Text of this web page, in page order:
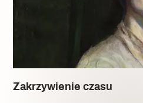
Zakrzywienie czasu